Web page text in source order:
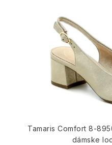
Tamaris Comfort 8-
dámske